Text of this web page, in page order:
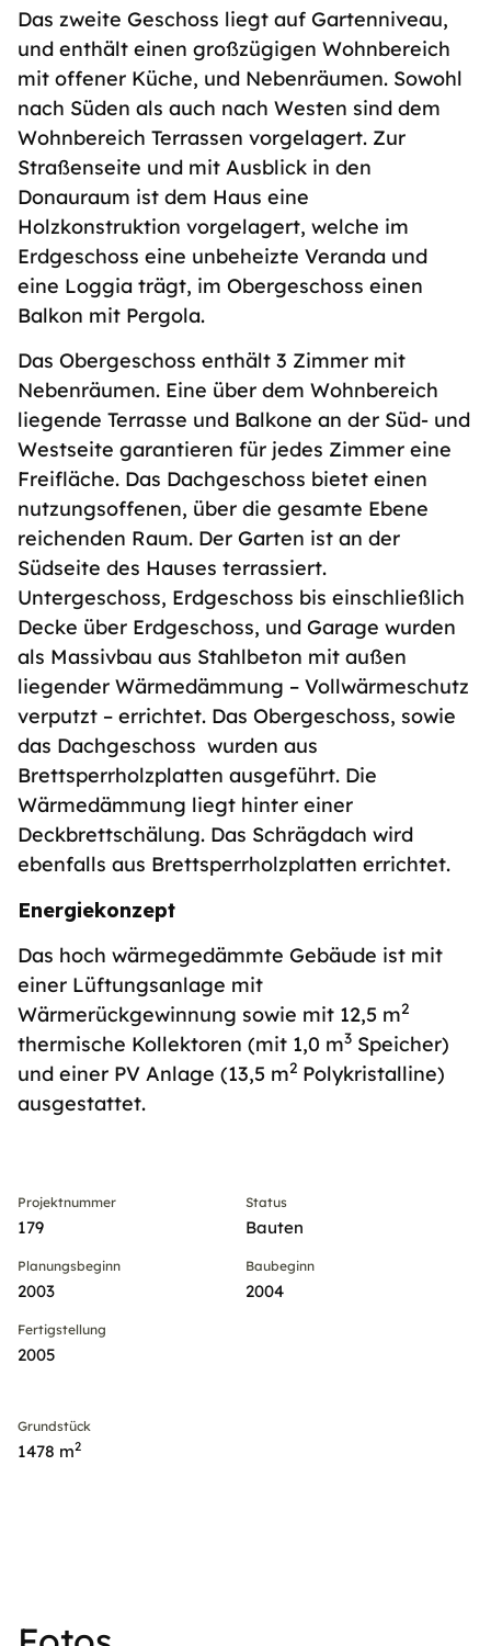
Das zweite Geschoss liegt auf Gartenniveau,
und enthält einen großzügigen Wohnbereich
mit offener Küche, und Nebenräumen. Sowohl
nach Süden als auch nach Westen sind dem
Wohnbereich Terrassen vorgelagert. Zur
Straßenseite und mit Ausblick in den
Donauraum ist dem Haus eine
Holzkonstruktion vorgelagert, welche im
Erdgeschoss eine unbeheizte Veranda und
eine Loggia trägt, im Obergeschoss einen
Balkon mit Pergola.
Das Obergeschoss enthält 3 Zimmer mit
Nebenräumen. Eine über dem Wohnbereich
liegende Terrasse und Balkone an der Süd- und
Westseite garantieren für jedes Zimmer eine
Freifläche. Das Dachgeschoss bietet einen
nutzungsoffenen, über die gesamte Ebene
reichenden Raum. Der Garten ist an der
Südseite des Hauses terrassiert.
Untergeschoss, Erdgeschoss bis einschließlich
Decke über Erdgeschoss, und Garage wurden
als Massivbau aus Stahlbeton mit außen
liegender Wärmedämmung – Vollwärmeschutz
verputzt – errichtet. Das Obergeschoss, sowie
das Dachgeschoss wurden aus
Brettsperrholzplatten ausgeführt. Die
Wärmedämmung liegt hinter einer
Deckbrettschälung. Das Schrägdach wird
ebenfalls aus Brettsperrholzplatten errichtet.
Energiekonzept
Das hoch wärmegedämmte Gebäude ist mit
einer Lüftungsanlage mit
Wärmerückgewinnung sowie mit 12,5 m2
thermische Kollektoren (mit 1,0 m3 Speicher)
und einer PV Anlage (13,5 m2 Polykristalline)
ausgestattet.
Projektnummer
179
Status
Bauten
Planungsbeginn
2003
Baubeginn
2004
Fertigstellung
2005
Grundstück
1478 m2